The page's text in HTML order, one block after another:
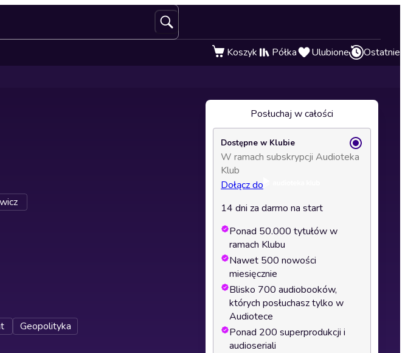
Koszyk Półka Ulubione Ostatnie
Geopolityka
Posłuchaj w całości
Dostępne w Klubie
W ramach subskrypcji Audioteka
Klub
Dołącz do
14 dni za darmo na start
Ponad 50.000 tytułów w
ramach Klubu
Nawet 500 nowości
miesięcznie
Blisko 700 audiobooków,
których posłuchasz tylko w
Audiotece
Ponad 200 superprodukcji i
audioseriali